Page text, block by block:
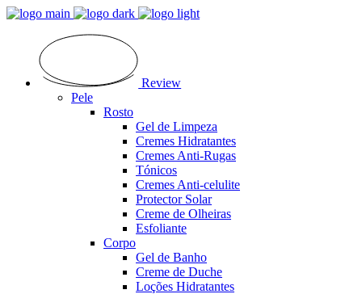
Review
Pele
Rosto
Gel de Limpeza
Cremes Hidratantes
Cremes Anti-Rugas
Tónicos
Cremes Anti-celulite
Protector Solar
Creme de Olheiras
Esfoliante
Corpo
Gel de Banho
Creme de Duche
Loções Hidratantes